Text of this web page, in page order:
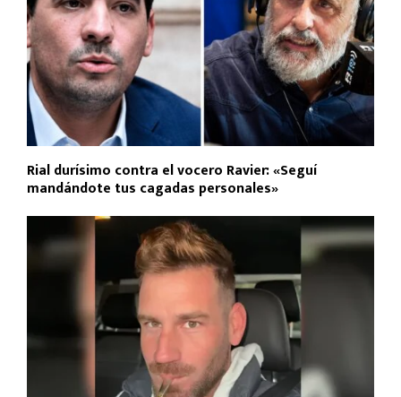
Rial durísimo contra el vocero Ravier: «Seguí
mandándote tus cagadas personales»